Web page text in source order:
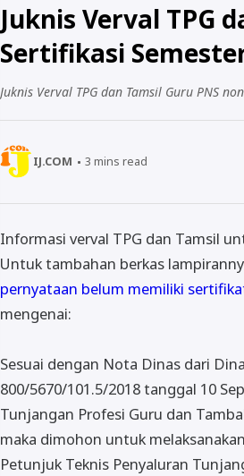
Juknis Verval TPG
Sertifikasi
Juknis Verval TPG dan Tamsil Guru PNS
IJ.COM 3 mins read
Informasi verval TPG dan Tamsil
Untuk tambahan berkas
pernyataan belum memiliki
mengenai:
Sesuai dengan Nota Dinas dari
800/5670/101.5/2018 tanggal 10
Tunjangan Profesi Guru dan
maka dimohon untuk
Petunjuk Teknis Penyaluran